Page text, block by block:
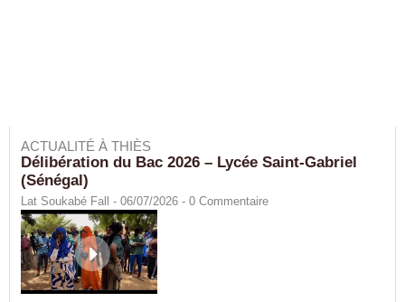
ACTUALITÉ À THIÈS
Délibération du Bac 2026 – Lycée Saint-Gabriel
(Sénégal)
Lat Soukabé Fall - 06/07/2026 - 0 Commentaire